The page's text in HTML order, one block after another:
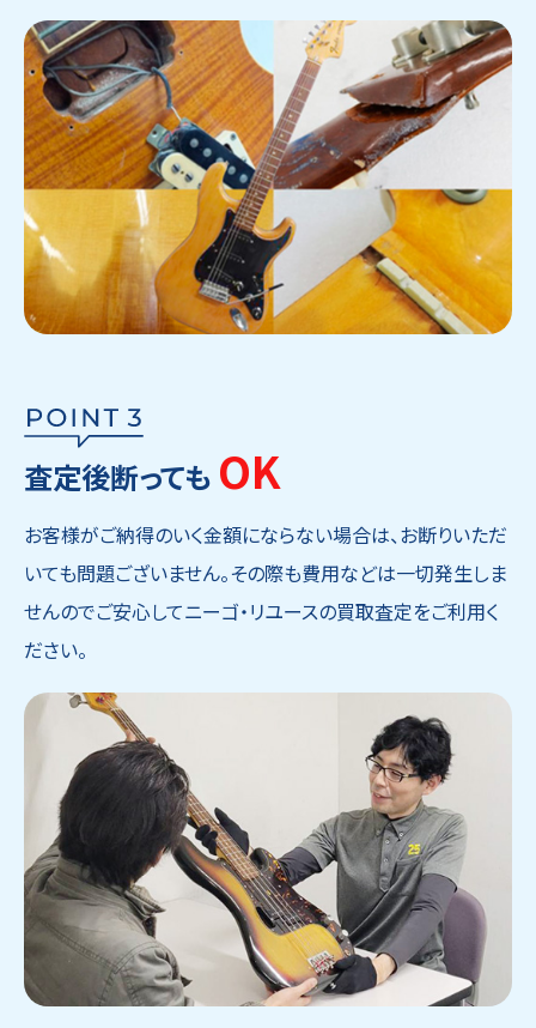
査定後断っても OK
お客様がご納得のいく金額にならない場合は、お断りいただ
いても問題ございません。その際も費用などは一切発生しま
せんのでご安心してニーゴ・リユースの買取査定をご利用く
ださい。